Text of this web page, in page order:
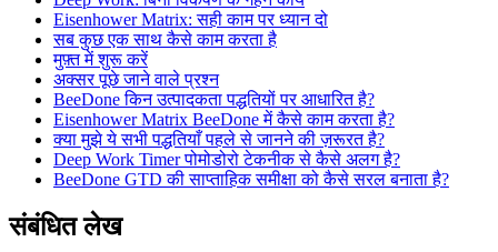
Eisenhower Matrix: सही काम पर ध्यान दो
सब कुछ एक साथ कैसे काम करता है
मुफ़्त में शुरू करें
अक्सर पूछे जाने वाले प्रश्न
BeeDone किन उत्पादकता पद्धतियों पर आधारित है?
Eisenhower Matrix BeeDone में कैसे काम करता है?
क्या मुझे ये सभी पद्धतियाँ पहले से जानने की ज़रूरत है?
Deep Work Timer पोमोडोरो टेकनीक से कैसे अलग है?
BeeDone GTD की साप्ताहिक समीक्षा को कैसे सरल बनाता है?
संबंधित लेख